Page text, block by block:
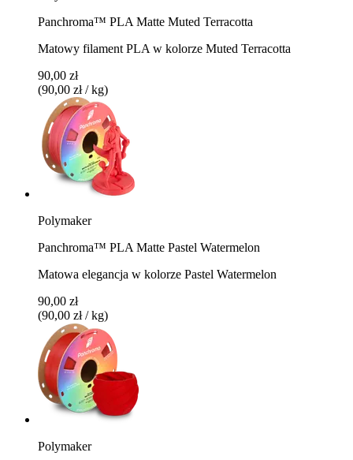
Panchroma™ PLA Matte Muted Terracotta
Matowy filament PLA w kolorze Muted Terracotta
90,00 zł
(90,00 zł / kg)
Polymaker
Panchroma™ PLA Matte Pastel Watermelon
Matowa elegancja w kolorze Pastel Watermelon
90,00 zł
(90,00 zł / kg)
Polymaker